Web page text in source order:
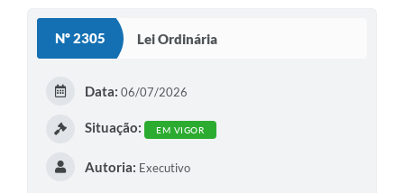
Nº 2305 Lei Ordinária
Data: 06/07/2026
Situação: EM VIGOR
Autoria: Executivo